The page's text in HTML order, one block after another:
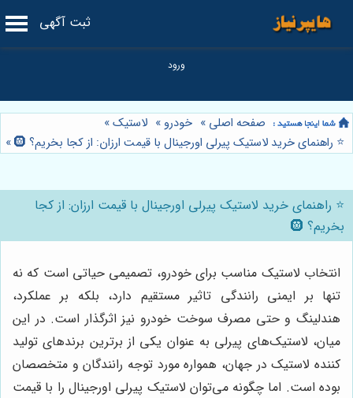
ثبت آگهی
صفحه اصلی » خودرو » لاستیک»
⭐️ راهنمای خرید لاستیک پیرلی اورجینال با قیمت ارزان: از کجا بخریم؟ 🛞
»
⭐️ راهنمای خرید لاستیک پیرلی اورجینال با قیمت ارزان: از کجا
بخریم؟ 🛞
انتخاب لاستیک مناسب برای خودرو، تصمیمی حیاتی است که نه
تنها بر ایمنی رانندگی تاثیر مستقیم دارد، بلکه بر عملکرد،
هندلینگ و حتی مصرف سوخت خودرو نیز اثرگذار است. در این
میان، لاستیک‌های پیرلی به عنوان یکی از برترین برندهای تولید
کننده لاستیک در جهان، همواره مورد توجه رانندگان و متخصصان
بوده است. اما چگونه می‌توان لاستیک پیرلی اورجینال را با قیمت